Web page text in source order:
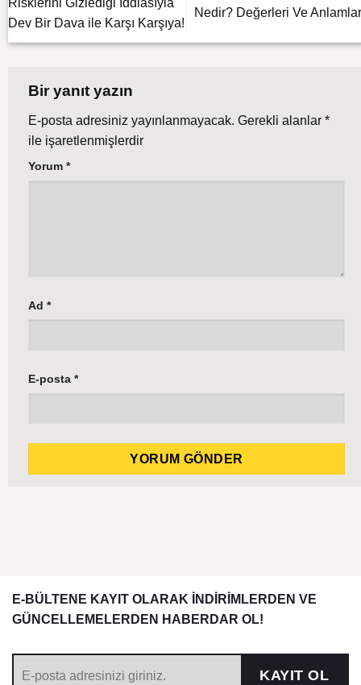
Dev Bir Dava ile Karşı Karşıya!
Nedir? Değerleri Ve
Bir yanıt yazın
E-posta adresiniz yayınlanmayacak. Gerekli alanlar *
ile işaretlenmişlerdir
Yorum *
Ad *
E-posta *
E-BÜLTENE KAYIT OLARAK İNDİRİMLERDEN VE
GÜNCELLEMELERDEN HABERDAR OL!
KAYIT OL